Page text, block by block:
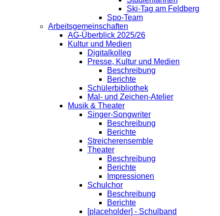
Ski-Tag am Feldberg
Spo-Team
Arbeitsgemeinschaften
AG-Überblick 2025/26
Kultur und Medien
Digitalkolleg
Presse, Kultur und Medien
Beschreibung
Berichte
Schülerbibliothek
Mal- und Zeichen-Atelier
Musik & Theater
Singer-Songwriter
Beschreibung
Berichte
Streicherensemble
Theater
Beschreibung
Berichte
Impressionen
Schulchor
Beschreibung
Berichte
[placeholder] - Schulband